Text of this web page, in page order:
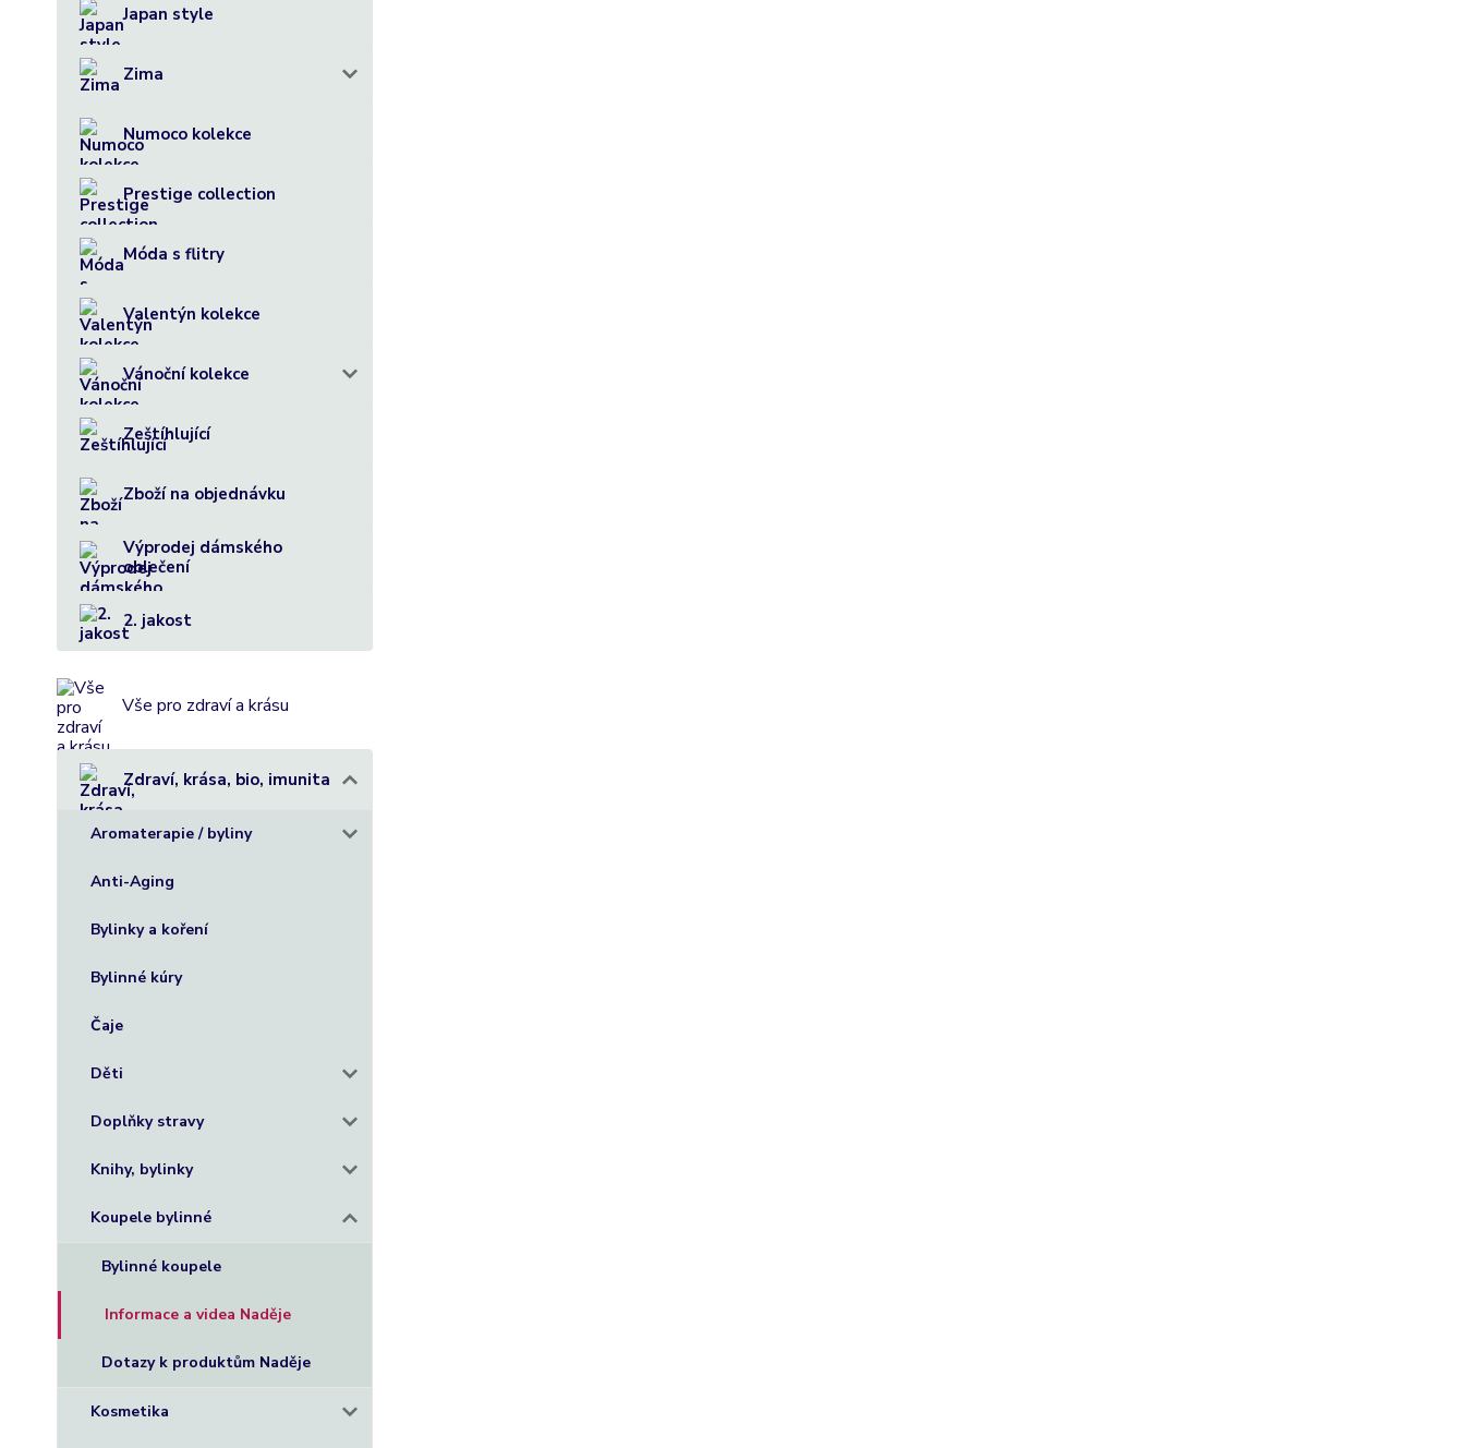
Japan style
Zima
Numoco kolekce
Prestige collection
Móda s flitry
Valentýn kolekce
Vánoční kolekce
Zeštíhlující
Zboží na objednávku
Výprodej dámského
oblečení
2. jakost
Vše pro zdraví a krásu
Zdraví, krása, bio, imunita
Aromaterapie / byliny
Anti-Aging
Bylinky a koření
Bylinné kúry
Čaje
Děti
Doplňky stravy
Knihy, bylinky
Koupele bylinné
Bylinné koupele
Informace a videa Naděje
Dotazy k produktům Naděje
Kosmetika